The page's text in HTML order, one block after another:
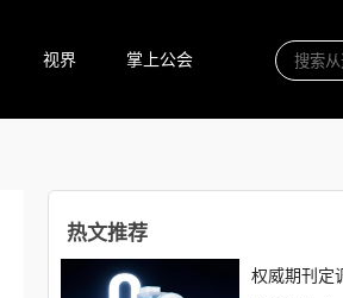
视界 掌上公会
热文推荐
权威期刊定